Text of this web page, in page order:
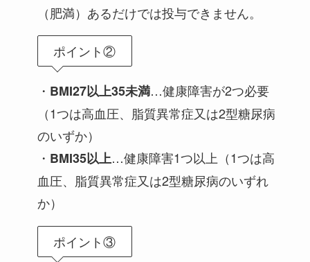
（肥満）あるだけでは投与できません。
ポイント②
・ BMI27以上35未満…健康障害が2つ必要
（1つは高血圧、脂質異常症又は2型糖尿病
のいずか）
・ BMI35以上…健康障害1つ以上（1つは高
血圧、脂質異常症又は2型糖尿病のいずれ
か）
ポイント③